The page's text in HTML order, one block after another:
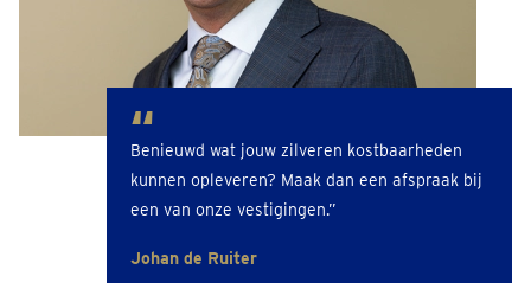
Benieuwd wat jouw zilveren kostbaarheden
kunnen opleveren? Maak dan een afspraak bij
een van onze vestigingen.”
Johan de Ruiter